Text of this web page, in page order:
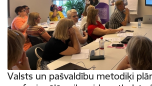
Valsts un pašvaldību metodiķi